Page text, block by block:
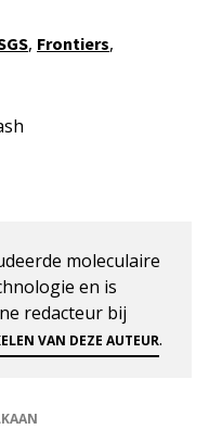
, Frontiers,
moleculaire
en is
redacteur bij
VAN DEZE AUTEUR.